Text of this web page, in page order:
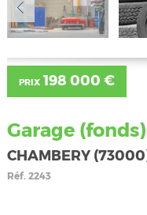
PRIX198 000 €
Garage (fonds)
CHAMBERY
Réf.2243